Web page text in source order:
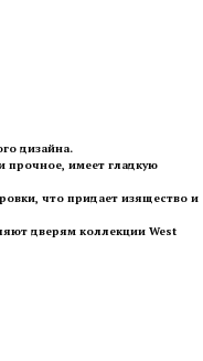
дизайна.
прочное, имеет гладкую
что придает изящество и
дверям коллекции West